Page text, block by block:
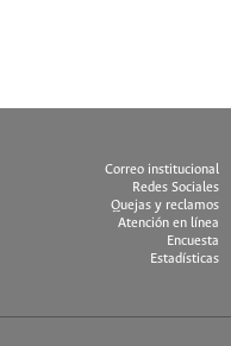
Correo institucional
Redes Sociales
Quejas y reclamos
Atención en línea
Encuesta
Estadísticas